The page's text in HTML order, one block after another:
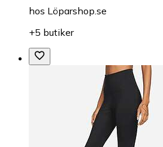
hos Löparshop.se
+5 butiker